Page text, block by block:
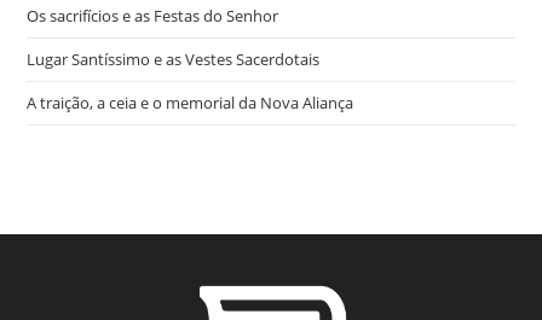
Os sacrifícios e as Festas do Senhor
Lugar Santíssimo e as Vestes Sacerdotais
A traição, a ceia e o memorial da Nova Aliança